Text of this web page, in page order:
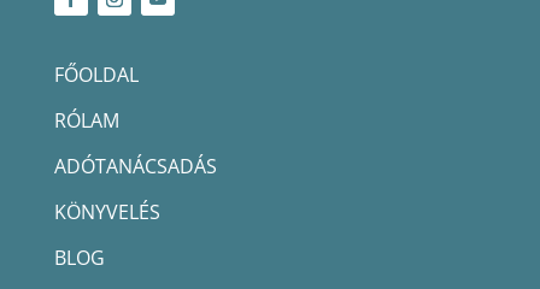
FŐOLDAL
RÓLAM
ADÓTANÁCSADÁS
KÖNYVELÉS
BLOG